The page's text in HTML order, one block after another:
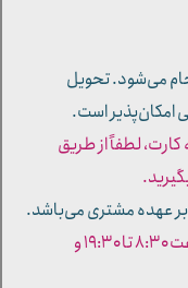
می‌شود. تحویل
امکان‌پذیر است.
لطفاً از طریق
عهده مشتری می‌باشد.
- ساعات کاری فروشگاه: شنبه تا چهارشنبه از ساعت ۸:۳۰ تا ۱۹:۳۰ و